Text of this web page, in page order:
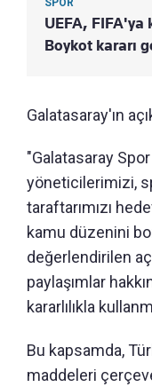
SPOR
UEFA, FIFA'ya
Boykot kararı
Galatasaray'ın
"Galatasaray
yöneticilerimizi,
taraftarımızı
kamu düzenini
değerlendirilen
paylaşımlar
kararlılıkla
Bu kapsamda,
maddeleri